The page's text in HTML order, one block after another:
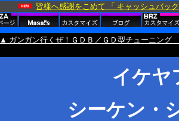
▲ ガンガン行くぜ！ＧＤＢ／ＧＤ型チューニン
イケヤ
シーケン・